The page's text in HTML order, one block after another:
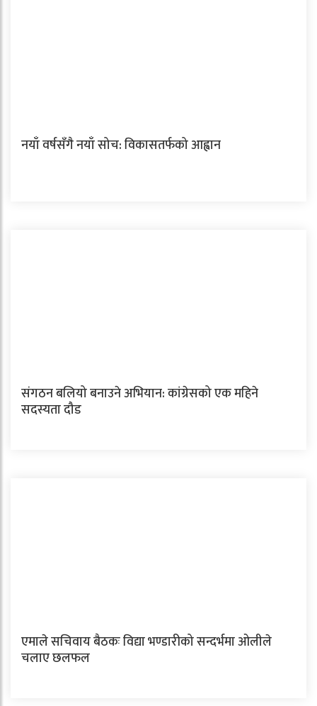
नयाँ वर्षसँगै नयाँ सोच: विकासतर्फको आह्वान
संगठन बलियो बनाउने अभियान: कांग्रेसको एक महिने
सदस्यता दौड
एमाले सचिवाय बैठकः विद्या भण्डारीको सन्दर्भमा ओलीले
चलाए छलफल